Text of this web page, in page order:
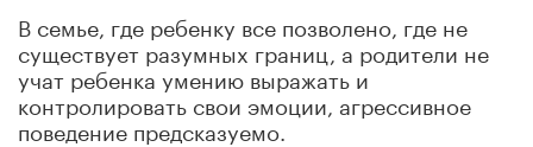
В семье, где ребенку все позволено, где не
существует разумных границ, а родители не
учат ребенка умению выражать и
контролировать свои эмоции, агрессивное
поведение предсказуемо.